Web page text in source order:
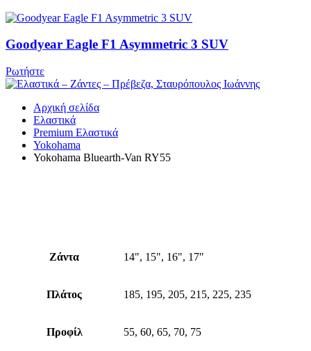
Goodyear Eagle F1 Asymmetric 3 SUV
Ρωτήστε
Αρχική σελίδα
Ελαστικά
Premium Ελαστικά
Yokohama
Yokohama Bluearth-Van RY55
Ζάντα 14", 15", 16", 17"
Πλάτος 185, 195, 205, 215, 225, 235
Προφίλ 55, 60, 65, 70, 75